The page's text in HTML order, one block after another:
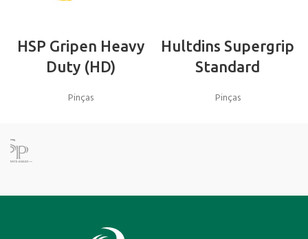
HSP Gripen Heavy
Duty (HD)
Pinças
Hultdins Supergrip
Standard
Pinças